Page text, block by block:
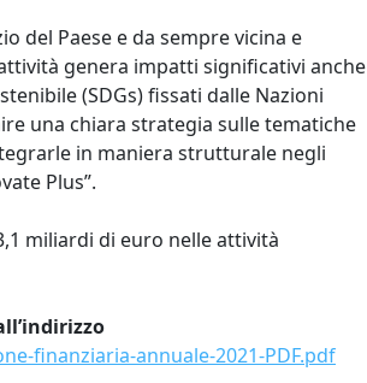
del Paese e da sempre vicina e
genera impatti significativi anche
(SDGs) fissati dalle Nazioni
una chiara strategia sulle tematiche
in maniera strutturale negli
Plus”.
miliardi di euro nelle attività
finanziaria-annuale-2021-PDF.pdf